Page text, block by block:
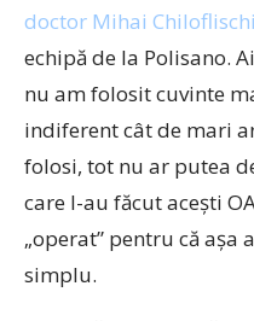
doctor Mihai Chiloflischi
echipă de la Polisano.
nu am folosit cuvinte
indiferent cât de mari
folosi, tot nu ar putea
care l-au făcut aceşti
„operat” pentru că aşa
simplu.